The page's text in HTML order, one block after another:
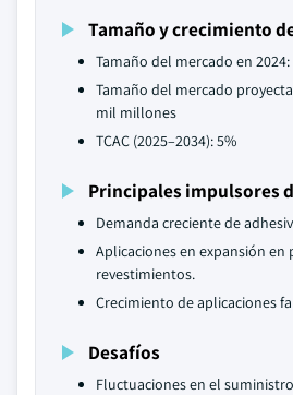
Tamaño y crecimiento
Tamaño del mercado en
Tamaño del mercado
mil millones
TCAC (2025–2034): 5%
Principales impulsores
Demanda creciente de
Aplicaciones en expansión en
revestimientos.
Crecimiento de aplicaciones
Desafíos
Fluctuaciones en el